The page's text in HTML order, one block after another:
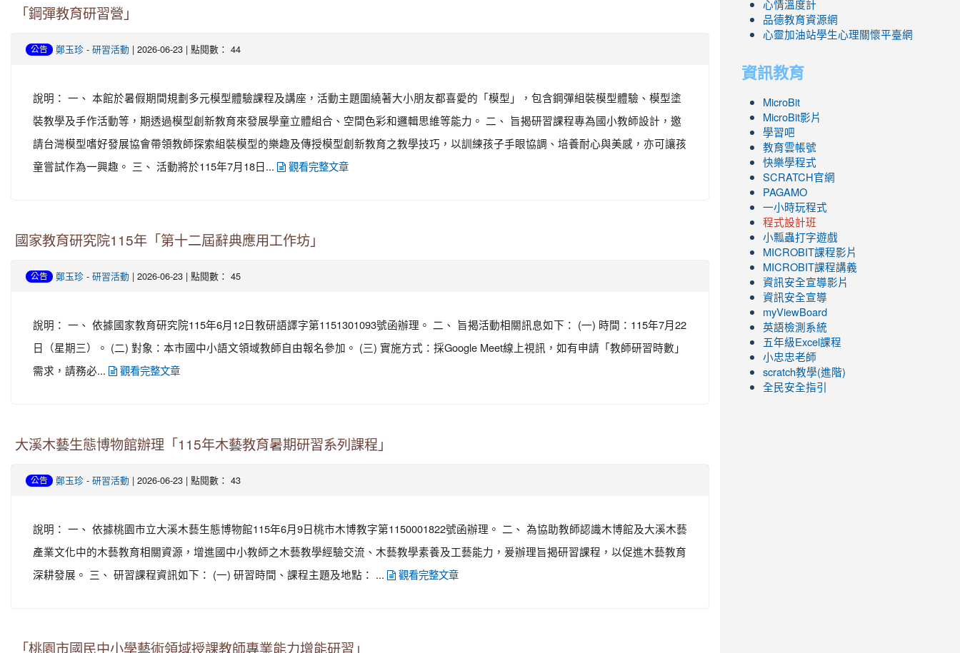
「鋼彈教育研習營」
公告 鄭玉珍 - 研習活動 | 2026-06-23 | 點閱數： 44
說明： 一、 本館於暑假期間規劃多元模型體驗課程及講座，活動主題圍繞著大小朋友都喜愛的「模型」，包含鋼彈組裝模型體驗、模型塗
裝教學及手作活動等，期透過模型創新教育來發展學童立體組合、空間色彩和邏輯思維等能力。 二、 旨揭研習課程專為國小教師設計，邀
請台灣模型嗜好發展協會帶領教師探索組裝模型的樂趣及傳授模型創新教育之教學技巧，以訓練孩子手眼協調、培養耐心與美感，亦可讓孩
童嘗試作為一興趣。 三、 活動將於115年7月18日...
觀看完整文章
國家教育研究院115年「第十二屆辭典應用工作坊」
公告 鄭玉珍 - 研習活動 | 2026-06-23 | 點閱數： 45
說明： 一、 依據國家教育研究院115年6月12日教研語譯字第1151301093號函辦理。 二、 旨揭活動相關訊息如下： (一) 時間：115年7月22
日（星期三）。 (二) 對象：本市國中小語文領域教師自由報名參加。 (三) 實施方式：採Google Meet線上視訊，如有申請「教師研習時數」
需求，請務必...
觀看完整文章
大溪木藝生態博物館辦理「115年木藝教育暑期研習系列課程」
公告 鄭玉珍 - 研習活動 | 2026-06-23 | 點閱數： 43
說明： 一、 依據桃園市立大溪木藝生態博物館115年6月9日桃市木博教字第1150001822號函辦理。 二、 為協助教師認識木博館及大溪木藝
產業文化中的木藝教育相關資源，增進國中小教師之木藝教學經驗交流、木藝教學素養及工藝能力，爰辦理旨揭研習課程，以促進木藝教育
深耕發展。 三、 研習課程資訊如下： (一) 研習時間、課程主題及地點： ...
觀看完整文章
「桃園市國民中小學藝術領域授課教師專業能力增能研習」
心情溫度計
品德教育資源網
心靈加油站學生心理關懷平臺網
資訊教育
MicroBit
MicroBit影片
學習吧
教育雲帳號
快樂學程式
SCRATCH官網
PAGAMO
一小時玩程式
程式設計班
小瓢蟲打字遊戲
link
to
https://www.youtube.com/channel/
ZBGmXwlbUndNA/videos?
view=0&sort=dd&shelf_id=0
MICROBIT課程影片
link
to
https://www.youtube.com/channel/
ZBGmXwlbUndNA/videos?
view=0&sort=dd&shelf_id=0
MICROBIT課程講義
資訊安全宣導影片
資訊安全宣導
myViewBoard
英語檢測系統
五年級Excel課程
小忠忠老師
scratch教學(進階)
全民安全指引